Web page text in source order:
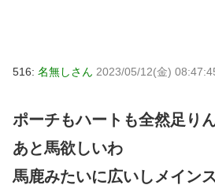
516: 名無しさん 2023/05/12(金)
ポーチもハートも全然足り
あと馬欲しいわ
馬鹿みたいに広いしメイン